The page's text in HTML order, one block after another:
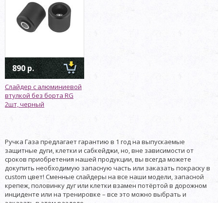
890 р.
Слайдер с алюминиевой
втулкой без борта RG
2шт, черный
Ручка Газа предлагает гарантию в 1 год на выпускаемые
защитные дуги, клетки и сабкейджи, но, вне зависимости от
сроков приобретения нашей продукции, вы всегда можете
докупить необходимую запасную часть или заказать покраску в
custom цвет! Сменные слайдеры на все наши модели, запасной
крепеж, половинку дуг или клетки взамен потёртой в дорожном
инциденте или на тренировке – все это можно выбрать и